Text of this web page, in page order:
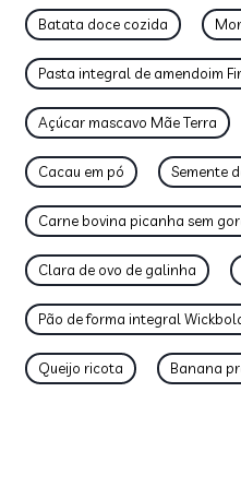
Batata doce cozida
Pasta integral de amendoim
Açúcar mascavo Mãe Terra
Cacau em pó Semente
Carne bovina picanha sem
Clara de ovo de galinha
Pão de forma integral
Queijo ricota Banana